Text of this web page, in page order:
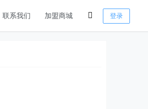
联系我们 加盟商城 登录